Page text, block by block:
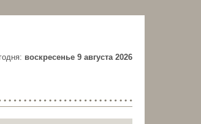
воскресенье 9 августа 2026